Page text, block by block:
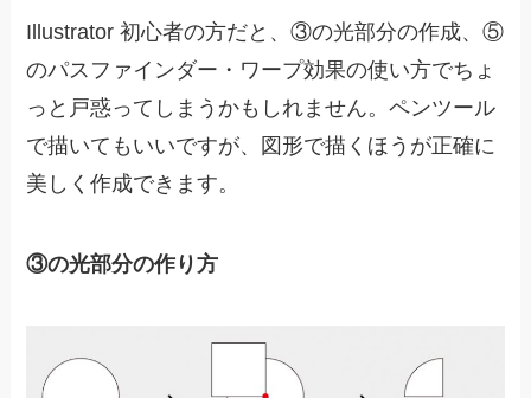
Illustrator 初心者の方だと、③の光部分の作成、⑤
のパスファインダー・ワープ効果の使い方でちょ
っと戸惑ってしまうかもしれません。ペンツール
で描いてもいいですが、図形で描くほうが正確に
美しく作成できます。
③の光部分の作り方